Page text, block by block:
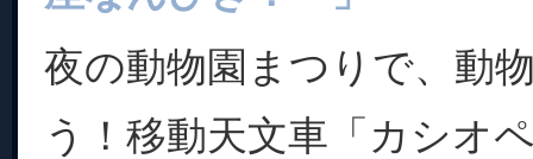
夜の動物園まつりで、動
う！移動天文車「カシオ